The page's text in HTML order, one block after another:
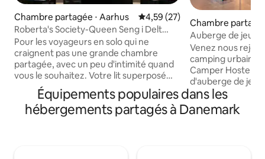
Chambre partagée ⋅ Aarhus Évaluation moyenne sur la
4,59 (27)
Roberta's Society-Queen Seng i Delt
Dorm
Pour les voyageurs en solo qui ne
craignent pas une grande chambre
partagée, avec un peu d'intimité quand
vous le souhaitez. Votre lit superposé
queen size est équipé de rideaux
occultants, afin que vous puissiez vous
isoler dans votre propre monde. Le
dortoir dispose de salles de bain
Chambre
nhague
Auberge de
Camper
Venez nous
camping urbain
Camper Hostel
d'auberge de
dans de grandes
bâtiment, à l'abri
l'intérieur ! Vous
Équipements populaires dans les
hébergements partagés à Danemark